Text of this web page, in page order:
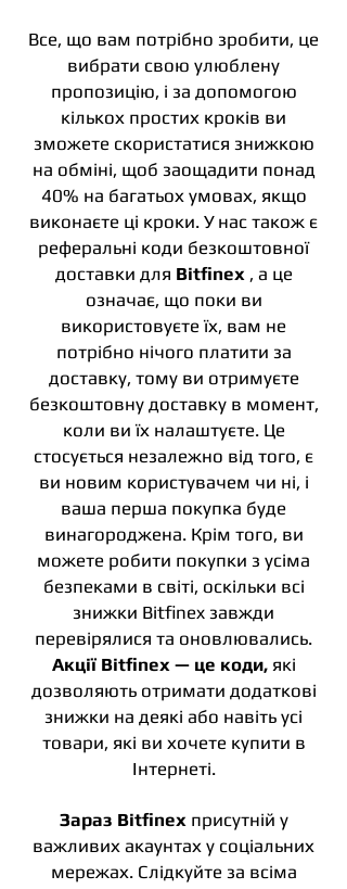
Все, що вам потрібно зробити, це
вибрати свою улюблену
пропозицію, і за допомогою
кількох простих кроків ви
зможете скористатися знижкою
на обміні, щоб заощадити понад
40% на багатьох умовах, якщо
виконаєте ці кроки. У нас також є
реферальні коди безкоштовної
доставки для Bitfinex, а це
означає, що поки ви
використовуєте їх, вам не
потрібно нічого платити за
доставку, тому ви отримуєте
безкоштовну доставку в момент,
коли ви їх налаштуєте. Це
стосується незалежно від того, є
ви новим користувачем чи ні, і
ваша перша покупка буде
винагороджена. Крім того, ви
можете робити покупки з усіма
безпеками в світі, оскільки всі
знижки Bitfinex завжди
перевірялися та оновлювались.
Акції Bitfinex — це коди,які
дозволяють отримати додаткові
знижки на деякі або навіть усі
товари, які ви хочете купити в
Інтернеті.
Зараз Bitfinexприсутній у
важливих акаунтах у соціальних
мережах. Слідкуйте за всіма